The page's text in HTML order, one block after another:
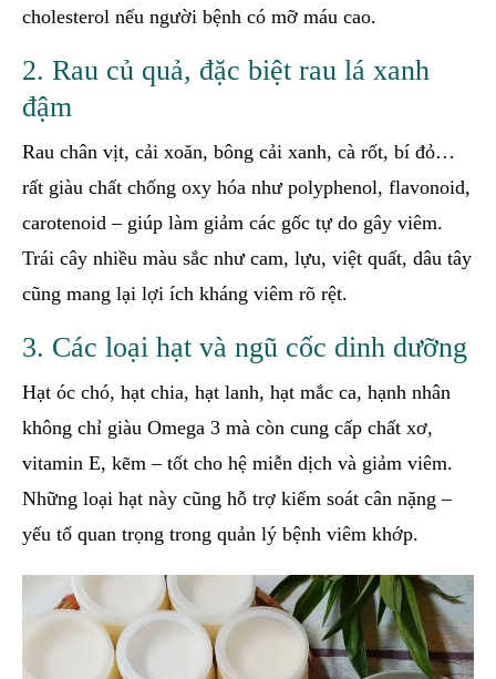
cholesterol nếu người bệnh có mỡ máu cao.
2. Rau củ quả, đặc biệt rau lá xanh
đậm
Rau chân vịt, cải xoăn, bông cải xanh, cà rốt, bí đỏ…
rất giàu chất chống oxy hóa như polyphenol, flavonoid,
carotenoid – giúp làm giảm các gốc tự do gây viêm.
Trái cây nhiều màu sắc như cam, lựu, việt quất, dâu tây
cũng mang lại lợi ích kháng viêm rõ rệt.
3. Các loại hạt và ngũ cốc dinh dưỡng
Hạt óc chó, hạt chia, hạt lanh, hạt mắc ca, hạnh nhân
không chỉ giàu Omega 3 mà còn cung cấp chất xơ,
vitamin E, kẽm – tốt cho hệ miễn dịch và giảm viêm.
Những loại hạt này cũng hỗ trợ kiểm soát cân nặng –
yếu tố quan trọng trong quản lý bệnh viêm khớp.